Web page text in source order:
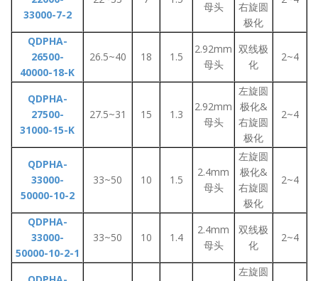
33000-7-2
母头
右旋圆
极化
QDPHA-
26500-
40000-18-K
26.5~40 18 1.5
2.92mm
母头
双线极
化
2~4
QDPHA-
27500-
31000-15-K
27.5~31 15 1.3
2.92mm
母头
左旋圆
极化&
右旋圆
极化
2~4
QDPHA-
33000-
50000-10-2
33~50 10 1.5
2.4mm
母头
左旋圆
极化&
右旋圆
极化
2~4
QDPHA-
33000-
50000-10-2-1
33~50 10 1.4
2.4mm
母头
双线极
化
2~4
左旋圆